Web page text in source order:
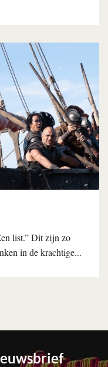
list.” Dit zijn zo
in de krachtige...